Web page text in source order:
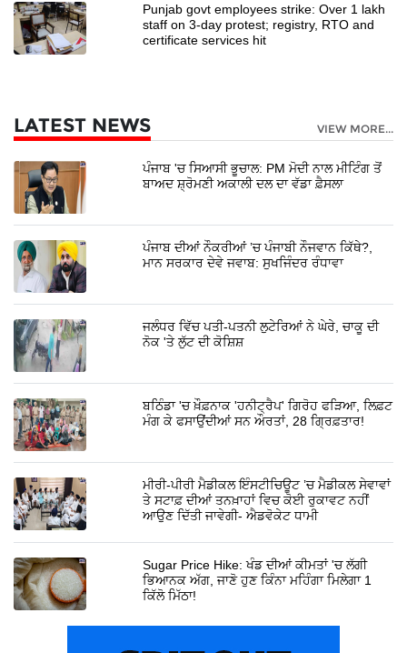
Punjab govt employees strike: Over 1 lakh
staff on 3-day protest; registry, RTO and
certificate services hit
LATEST NEWS VIEW MORE...
ਪੰਜਾਬ 'ਚ ਸਿਆਸੀ ਭੂਚਾਲ: PM ਮੋਦੀ ਨਾਲ ਮੀਟਿੰਗ ਤੋਂ
ਬਾਅਦ ਸ਼੍ਰੋਮਣੀ ਅਕਾਲੀ ਦਲ ਦਾ ਵੱਡਾ ਫ਼ੈਸਲਾ
ਪੰਜਾਬ ਦੀਆਂ ਨੌਕਰੀਆਂ ’ਚ ਪੰਜਾਬੀ ਨੌਜਵਾਨ ਕਿੱਥੇ?,
ਮਾਨ ਸਰਕਾਰ ਦੇਵੇ ਜਵਾਬ: ਸੁਖਜਿੰਦਰ ਰੰਧਾਵਾ
ਜਲੰਧਰ ਵਿੱਚ ਪਤੀ-ਪਤਨੀ ਲੁਟੇਰਿਆਂ ਨੇ ਘੇਰੇ, ਚਾਕੂ ਦੀ
ਨੋਕ 'ਤੇ ਲੁੱਟ ਦੀ ਕੋਸ਼ਿਸ਼
ਬਠਿੰਡਾ 'ਚ ਖ਼ੌਫ਼ਨਾਕ 'ਹਨੀਟ੍ਰੈਪ' ਗਿਰੋਹ ਫੜਿਆ, ਲਿਫ਼ਟ
ਮੰਗ ਕੇ ਫਸਾਉਂਦੀਆਂ ਸਨ ਔਰਤਾਂ, 28 ਗ੍ਰਿਫ਼ਤਾਰ!
ਮੀਰੀ-ਪੀਰੀ ਮੈਡੀਕਲ ਇੰਸਟੀਚਿਊਟ ’ਚ ਮੈਡੀਕਲ ਸੇਵਾਵਾਂ
ਤੇ ਸਟਾਫ਼ ਦੀਆਂ ਤਨਖ਼ਾਹਾਂ ਵਿਚ ਕੋਈ ਰੁਕਾਵਟ ਨਹੀਂ
ਆਉਣ ਦਿੱਤੀ ਜਾਵੇਗੀ- ਐਡਵੋਕੇਟ ਧਾਮੀ
Sugar Price Hike: ਖੰਡ ਦੀਆਂ ਕੀਮਤਾਂ 'ਚ ਲੱਗੀ
ਭਿਆਨਕ ਅੱਗ, ਜਾਣੋ ਹੁਣ ਕਿੰਨਾ ਮਹਿੰਗਾ ਮਿਲੇਗਾ 1
ਕਿੱਲੋ ਮਿੱਠਾ!